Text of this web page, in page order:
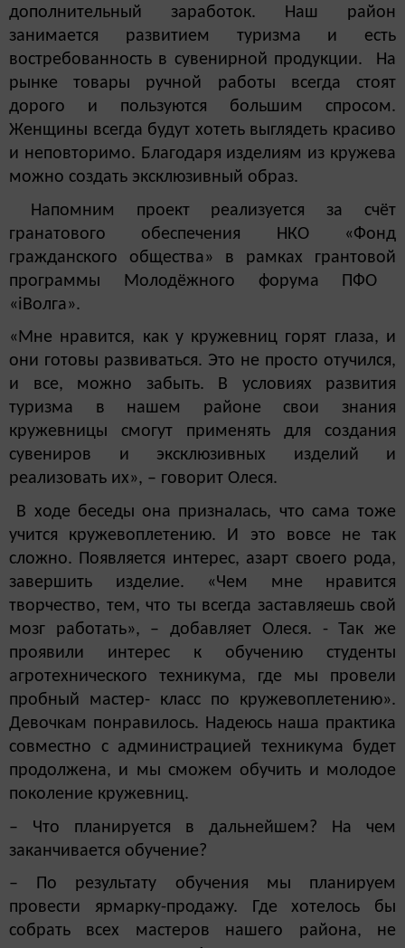
дополнительный заработок. Наш район
занимается развитием туризма и есть
востребованность в сувенирной продукции. На
рынке товары ручной работы всегда стоят
дорого и пользуются большим спросом.
Женщины всегда будут хотеть выглядеть красиво
и неповторимо. Благодаря изделиям из кружева
можно создать эксклюзивный образ.
Напомним проект реализуется за счет
гранатового обеспечения НКО «Фонд
гражданского общества» в рамках грантовои
программы Молодежного форума ПФО
«iВолга».
«Мне нравится, как у кружевниц горят глаза, и
они готовы развиваться. Это не просто отучился,
и все, можно забыть. В условиях развития
туризма в нашем районе свои знания
кружевницы смогут применять для создания
сувениров и эксклюзивных изделий и
реализовать их», – говорит Олеся.
В ходе беседы она призналась, что сама тоже
учится кружевоплетению. И это вовсе не так
сложно. Появляется интерес, азарт своего рода,
завершить изделие. «Чем мне нравится
творчество, тем, что ты всегда заставляешь свой
мозг работать», – добавляет Олеся. - Так же
проявили интерес к обучению студенты
агротехнического техникума, где мы провели
пробный мастер- класс по кружевоплетению».
Девочкам понравилось. Надеюсь наша практика
совместно с администрацией техникума будет
продолжена, и мы сможем обучить и молодое
поколение кружевниц.
– Что планируется в дальнейшем? На чем
заканчивается обучение?
– По результату обучения мы планируем
провести ярмарку-продажу. Где хотелось бы
собрать всех мастеров нашего района, не